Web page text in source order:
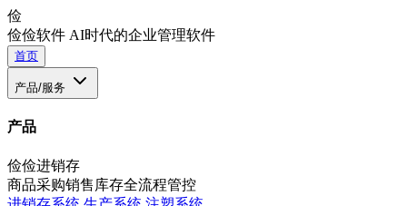
俭
俭俭软件 AI时代的企业管理软件
首页
产品/服务
产品
俭俭进销存
商品采购销售库存全流程管控